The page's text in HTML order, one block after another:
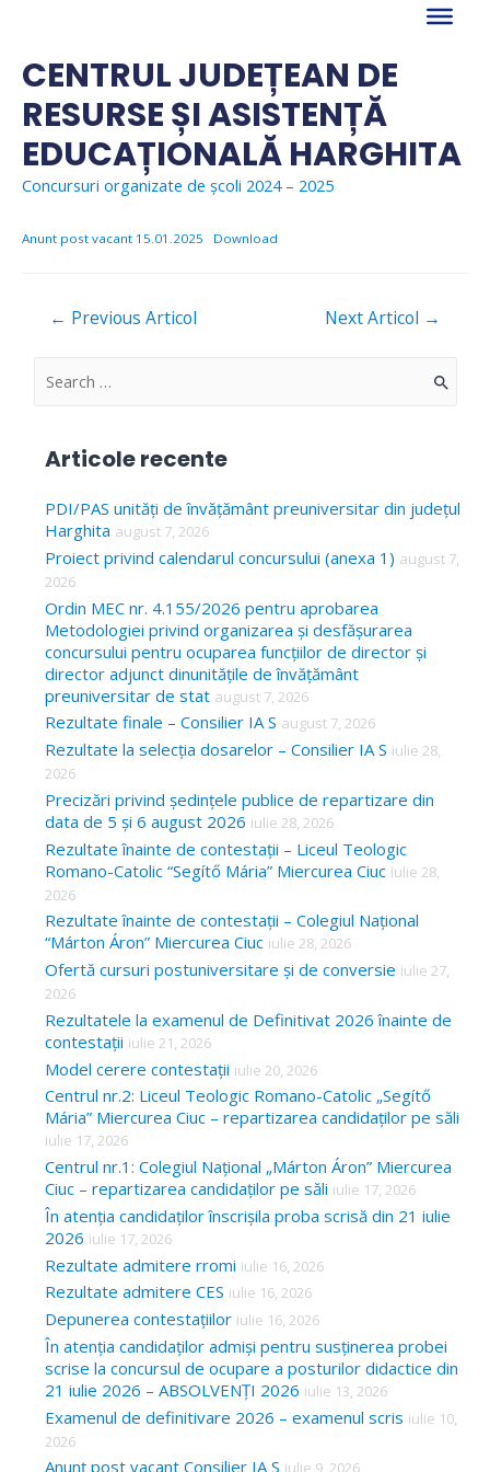
content
CENTRUL JUDEȚEAN DE
RESURSE ȘI ASISTENȚĂ
EDUCAȚIONALĂ HARGHITA
Concursuri organizate de școli 2024 – 2025
Anunt post vacant 15.01.2025 Download
Navigare
← Previous Articol Next Articol →
S
c
h
f
o
r
Articole recente
PDI/PAS unități de învățământ preuniversitar din județul
Harghita august 7, 2026
Proiect privind calendarul concursului (anexa 1) august 7,
2026
Ordin MEC nr. 4.155/2026 pentru aprobarea
Metodologiei privind organizarea și desfășurarea
concursului pentru ocuparea funcțiilor de director și
director adjunct dinunitățile de învățământ
preuniversitar de stat august 7, 2026
Rezultate finale – Consilier IA S august 7, 2026
Rezultate la selecția dosarelor – Consilier IA S iulie 28,
2026
Precizări privind ședințele publice de repartizare din
data de 5 și 6 august 2026 iulie 28, 2026
Rezultate înainte de contestații – Liceul Teologic
Romano-Catolic “Segítő Mária” Miercurea Ciuc iulie 28,
2026
Rezultate înainte de contestații – Colegiul Național
“Márton Áron” Miercurea Ciuc iulie 28, 2026
Ofertă cursuri postuniversitare și de conversie iulie 27,
2026
Rezultatele la examenul de Definitivat 2026 înainte de
contestații iulie 21, 2026
Model cerere contestații iulie 20, 2026
Centrul nr.2: Liceul Teologic Romano-Catolic „Segítő
Mária” Miercurea Ciuc – repartizarea candidaților pe săli
iulie 17, 2026
Centrul nr.1: Colegiul Național „Márton Áron” Miercurea
Ciuc – repartizarea candidaților pe săli iulie 17, 2026
În atenția candidaților înscrișila proba scrisă din 21 iulie
2026 iulie 17, 2026
Rezultate admitere rromi iulie 16, 2026
Rezultate admitere CES iulie 16, 2026
Depunerea contestațiilor iulie 16, 2026
În atenția candidaților admiși pentru susținerea probei
scrise la concursul de ocupare a posturilor didactice din
21 iulie 2026 – ABSOLVENȚI 2026 iulie 13, 2026
Examenul de definitivare 2026 – examenul scris iulie 10,
2026
Anunț post vacant Consilier IA S iulie 9, 2026